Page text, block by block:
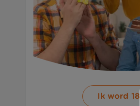
Ik word 18